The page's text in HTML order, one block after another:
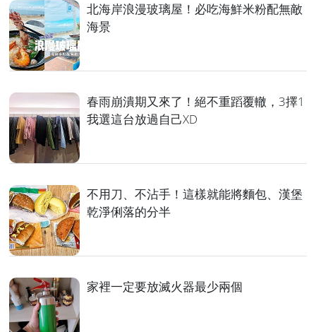
北海岸浪漫玻璃屋！必吃海鮮米粉配無敵
海景
春雨崩潰期又來了！絕不重蹈覆轍，3擇1
我選這台放過自己XD
不用刀、不沾手！這樣就能將麵包、漢堡
乾淨俐落的分半
家裡一定要放滅火器最少兩個